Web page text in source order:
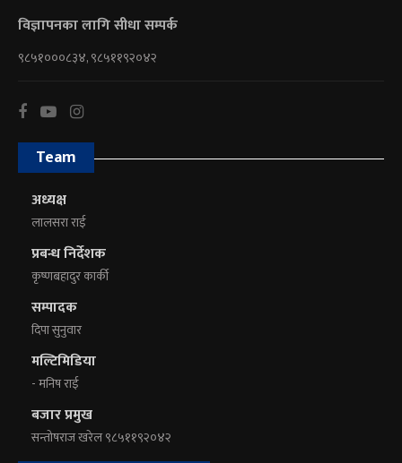
विज्ञापनका लागि सीधा सम्पर्क
९८५१०००८३४, ९८५११९२०४२
Team
अध्यक्ष
लालसरा राई
प्रबन्ध निर्देशक
कृष्णबहादुर कार्की
सम्पादक
दिपा सुनुवार
मल्टिमिडिया
- मनिष राई
बजार प्रमुख
सन्तोषराज खरेल ९८५११९२०४२